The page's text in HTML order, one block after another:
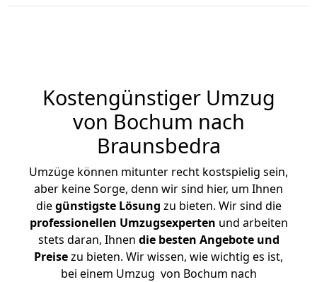
Kostengünstiger Umzug
von Bochum nach
Braunsbedra
Umzüge können mitunter recht kostspielig sein,
aber keine Sorge, denn wir sind hier, um Ihnen
diegünstigste Lösung zu bieten. Wir sind die
professionellen Umzugsexperten und arbeiten
stets daran, Ihnen die besten Angebote und
Preisezu bieten. Wir wissen, wie wichtig es ist,
bei einem Umzug von Bochum nach